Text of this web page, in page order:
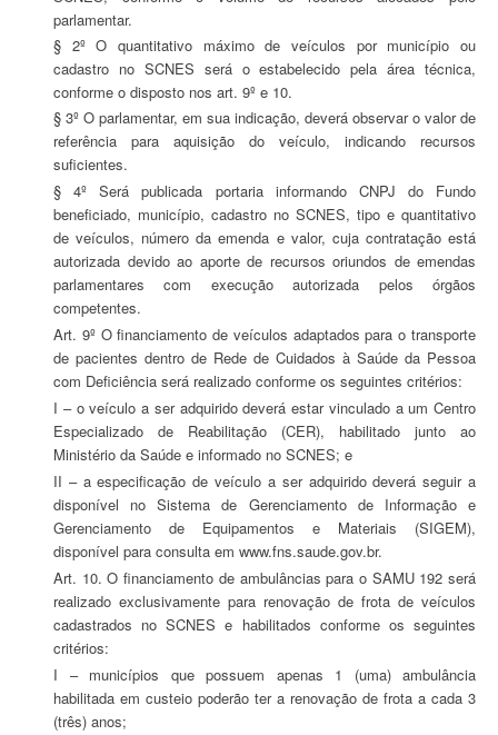
parlamentar.
§ 2º O quantitativo máximo de veículos por município ou
cadastro no SCNES será o estabelecido pela área técnica,
conforme o disposto nos art. 9º e 10.
§ 3º O parlamentar, em sua indicação, deverá observar o valor de
referência para aquisição do veículo, indicando recursos
suficientes.
§ 4º Será publicada portaria informando CNPJ do Fundo
beneficiado, município, cadastro no SCNES, tipo e quantitativo
de veículos, número da emenda e valor, cuja contratação está
autorizada devido ao aporte de recursos oriundos de emendas
parlamentares com execução autorizada pelos órgãos
competentes.
Art. 9º O financiamento de veículos adaptados para o transporte
de pacientes dentro de Rede de Cuidados à Saúde da Pessoa
com Deficiência será realizado conforme os seguintes critérios:
I – o veículo a ser adquirido deverá estar vinculado a um Centro
Especializado de Reabilitação (CER), habilitado junto ao
Ministério da Saúde e informado no SCNES; e
II – a especificação de veículo a ser adquirido deverá seguir a
disponível no Sistema de Gerenciamento de Informação e
Gerenciamento de Equipamentos e Materiais (SIGEM),
disponível para consulta em www.fns.saude.gov.br.
Art. 10. O financiamento de ambulâncias para o SAMU 192 será
realizado exclusivamente para renovação de frota de veículos
cadastrados no SCNES e habilitados conforme os seguintes
critérios:
I – municípios que possuem apenas 1 (uma) ambulância
habilitada em custeio poderão ter a renovação de frota a cada 3
(três) anos;